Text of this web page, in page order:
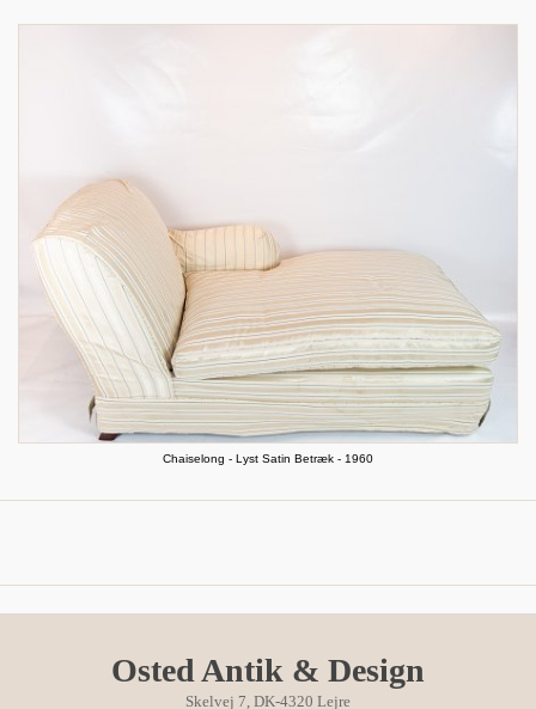
Chaiselong - Lyst Satin Betræk - 1960
Osted Antik & Design
Skelvej 7, DK-4320 Lejre